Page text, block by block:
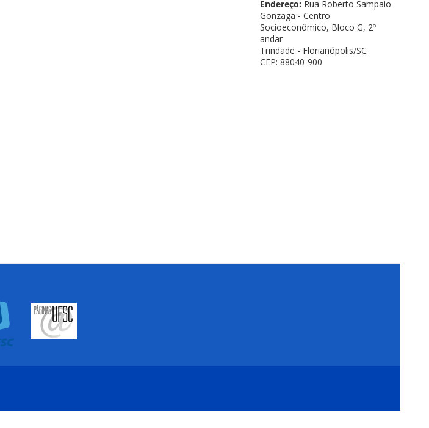
Endereço: Rua Roberto Sampaio
Gonzaga - Centro
Socioeconômico, Bloco G, 2º
andar
Trindade - Florianópolis/SC
CEP: 88040-900